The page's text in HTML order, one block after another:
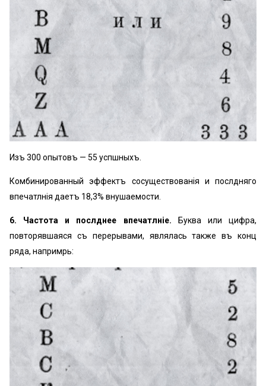
Изъ 300 опытовъ — 55 успѣшныхъ.
Комбинированный эффектъ сосуществованія и послѣдняго
впечатлѣнія даетъ 18,3% внушаемости.
6. Частота и послѣднее впечатлѣніе.
Буква или цифра,
повторявшаяся съ перерывами, являлась также въ концѣ
ряда, напримѣрь: